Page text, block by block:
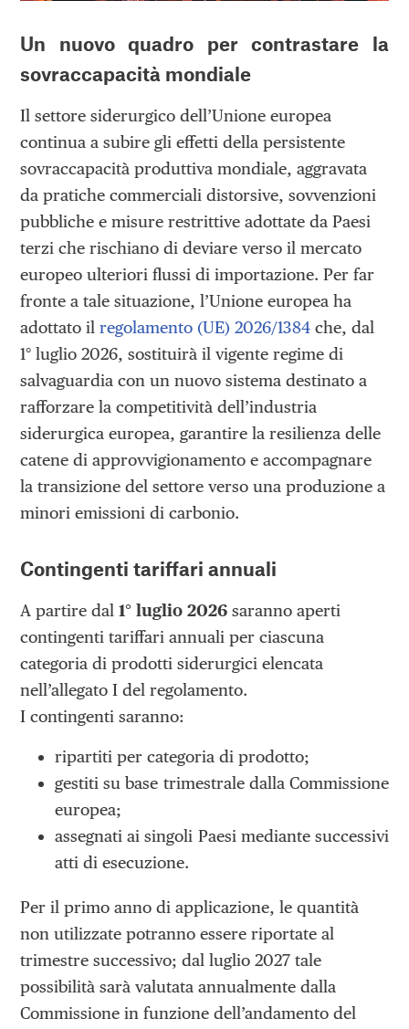
Un nuovo quadro per contrastare la
sovraccapacità mondiale
Il settore siderurgico dell’Unione europea
continua a subire gli effetti della persistente
sovraccapacità produttiva mondiale, aggravata
da pratiche commerciali distorsive, sovvenzioni
pubbliche e misure restrittive adottate da Paesi
terzi che rischiano di deviare verso il mercato
europeo ulteriori flussi di importazione. Per far
fronte a tale situazione, l’Unione europea ha
adottato ilregolamento (UE) 2026/1384 che, dal
1° luglio 2026, sostituirà il vigente regime di
salvaguardia con un nuovo sistema destinato a
rafforzare la competitività dell’industria
siderurgica europea, garantire la resilienza delle
catene di approvvigionamento e accompagnare
la transizione del settore verso una produzione a
minori emissioni di carbonio.
Contingenti tariffari annuali
A partire dal1° luglio 2026 saranno aperti
contingenti tariffari annuali per ciascuna
categoria di prodotti siderurgici elencata
nell’allegato I del regolamento.
I contingenti saranno:
ripartiti per categoria di prodotto;
gestiti su base trimestrale dalla Commissione
europea;
assegnati ai singoli Paesi mediante successivi
atti di esecuzione.
Per il primo anno di applicazione, le quantità
non utilizzate potranno essere riportate al
trimestre successivo; dal luglio 2027 tale
possibilità sarà valutata annualmente dalla
Commissione in funzione dell’andamento del